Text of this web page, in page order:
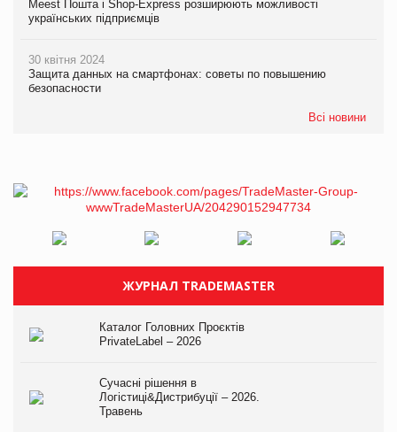
Meest Пошта і Shop-Express розширюють можливості
українських підприємців
30 квітня 2024
Защита данных на смартфонах: советы по повышению
безопасности
Всі новини
ЖУРНАЛ TRADEMASTER
Каталог Головних Проєктів
PrivateLabel – 2026
Сучасні рішення в
Логістиці&Дистрибуції – 2026.
Травень